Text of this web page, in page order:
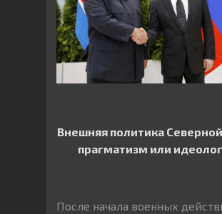
Внешняя политика
прагматизм или
После начала военных